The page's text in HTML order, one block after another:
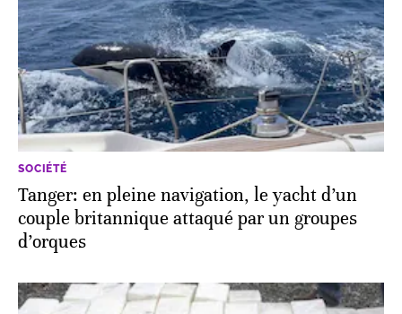
SOCIÉTÉ
Tanger: en pleine navigation, le yacht d’un
couple britannique attaqué par un groupes
d’orques